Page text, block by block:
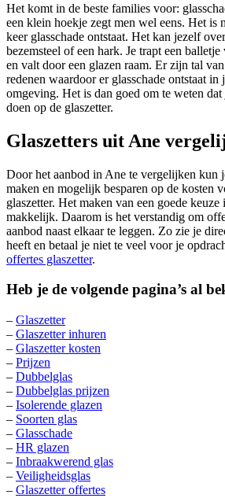
Het komt in de beste families voor:
een klein hoekje zegt men wel eens. Het is
keer glasschade ontstaat. Het kan jezelf
bezemsteel of een hark. Je trapt een
en valt door een glazen raam. Er zijn tal
redenen waardoor er glasschade ontstaat
omgeving. Het is dan goed om te weten
doen op de glaszetter.
Glaszetters uit Ane
Door het aanbod in Ane te vergelijken kun
maken en mogelijk besparen op de kosten
glaszetter. Het maken van een goede
makkelijk. Daarom is het verstandig om
aanbod naast elkaar te leggen. Zo zie je
heeft en betaal je niet te veel voor je
offertes glaszetter.
Heb je de volgende pagina’s al
– Glaszetter
– Glaszetter inhuren
– Glaszetter kosten
– Prijzen
– Dubbelglas
– Dubbelglas prijzen
– Isolerende glazen
– Soorten glas
– Glasschade
– HR glazen
– Inbraakwerend glas
– Veiligheidsglas
– Glaszetter offertes